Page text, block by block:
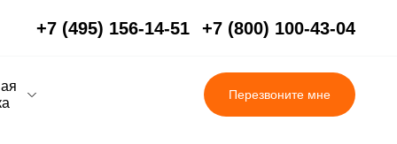
+7 (495) 156-14-51 +7 (800) 100-43-04
Перезвоните мне